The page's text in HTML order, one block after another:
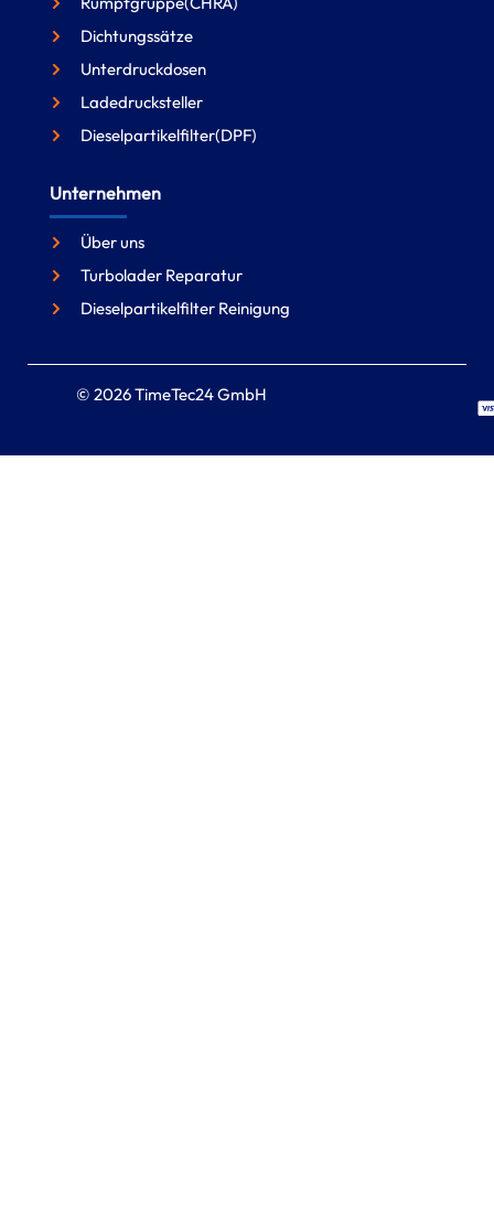
Dichtungssätze
Unterdruckdosen
Ladedrucksteller
Dieselpartikelfilter(DPF)
Unternehmen
Über uns
Turbolader Reparatur
Dieselpartikelfilter Reinigung
© 2026 TimeTec24 GmbH